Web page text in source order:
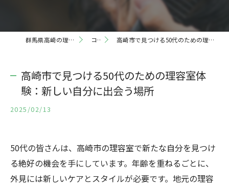
群馬県高崎の理容室ならairyu hair コラム 高崎市で見つける50代のための理容室体験：新しい自分に出会う場所
高崎市で見つける50代のための理容室体
験：新しい自分に出会う場所
2025/02/13
50代の皆さんは、高崎市の理容室で新たな自分を見つけ
る絶好の機会を手にしています。年齢を重ねるごとに、
外見には新しいケアとスタイルが必要です。地元の理容